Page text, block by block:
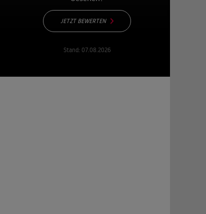
JETZT BEWERTEN
Stand: 07.08.2026